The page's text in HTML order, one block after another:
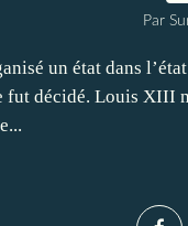
Par
un état dans
fut décidé. Louis XIII